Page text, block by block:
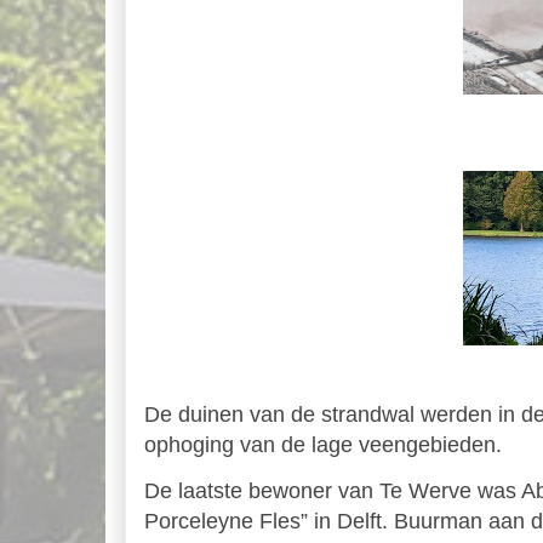
De duinen van de strandwal werden in
ophoging van de lage veengebieden.
De laatste bewoner van Te Werve was
Porceleyne Fles” in Delft. Buurman